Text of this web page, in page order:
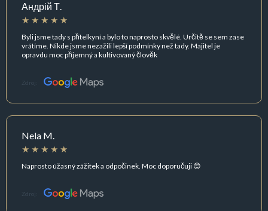
Андрій Т.
Byli jsme tady s přítelkyní a bylo to naprosto skvělé. Určitě se sem zase
vrátíme. Nikde jsme nezažili lepší podmínky než tady. Majitel je
opravdu moc příjemný a kultivovaný člověk
Zdroj:
Nela M.
Naprosto úžasný zážitek a odpočinek. Moc doporučuji 😊
Zdroj: